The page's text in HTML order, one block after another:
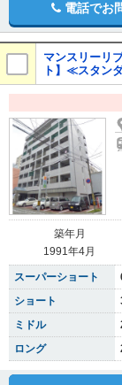
電話でお
マンスリーリ
ト】≪スタン
築年月
1991年4月
スーパーショート
ショート
ミドル
ロング